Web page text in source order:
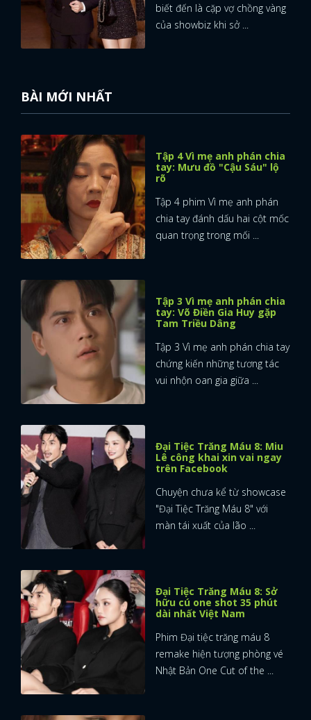
biết đến là cặp vợ chồng vàng
của showbiz khi sở ...
BÀI MỚI NHẤT
Tập 4 Vì mẹ anh phán chia
tay: Mưu đồ "Cậu Sáu" lộ
rõ
Tập 4 phim Vì mẹ anh phán
chia tay đánh dấu hai cột mốc
quan trọng trong mối ...
Tập 3 Vì mẹ anh phán chia
tay: Võ Điền Gia Huy gặp
Tam Triều Dâng
Tập 3 Vì mẹ anh phán chia tay
chứng kiến những tương tác
vui nhộn oan gia giữa ...
Đại Tiệc Trăng Máu 8: Miu
Lê công khai xin vai ngay
trên Facebook
Chuyện chưa kể từ showcase
"Đại Tiệc Trăng Máu 8" với
màn tái xuất của lão ...
Đại Tiệc Trăng Máu 8: Sở
hữu cú one shot 35 phút
dài nhất Việt Nam
Phim Đại tiệc trăng máu 8
remake hiện tượng phòng vé
Nhật Bản One Cut of the ...